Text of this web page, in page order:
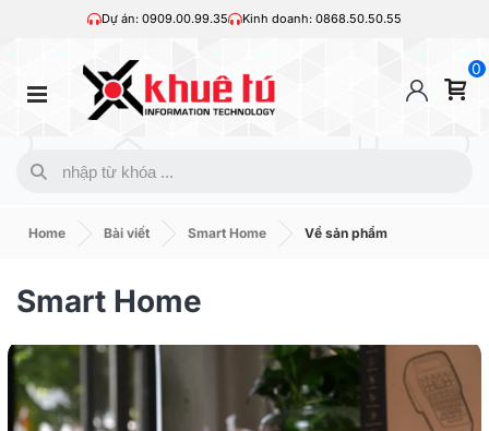
Dự án: 0909.00.99.35 Kinh doanh: 0868.50.50.55
0
Home Bài viết Smart Home Về sản phẩm
Smart Home